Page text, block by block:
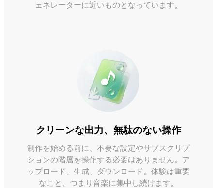
ェネレーターに近いものとなっています。
クリーンな出力、無駄のない操作
制作を始める前に、不要な設定やサブスクリプ
ションの階層を操作する必要はありません。ア
ップロード、生成、ダウンロード。体験は重要
なこと、つまり音楽に集中し続けます。